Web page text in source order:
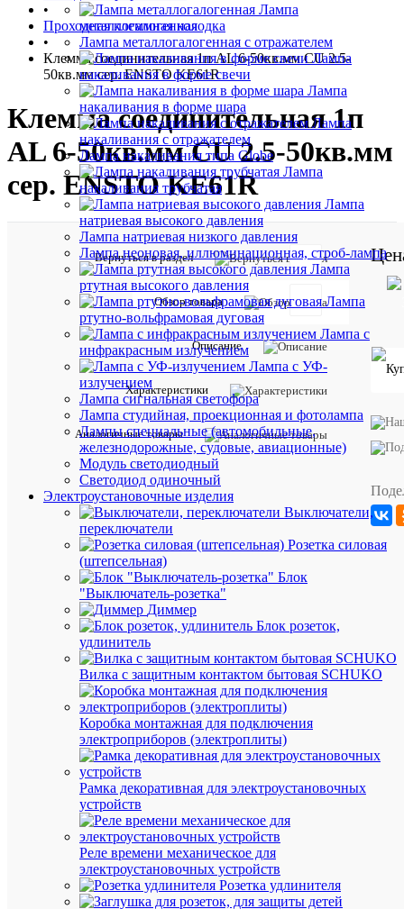
Лампа
металлогалогенная
Лампа металлогалогенная с отражателем
Лампа
накаливания в форме свечи
Лампа
накаливания в форме шара
Лампа
накаливания с отражателем
Лампа накаливания типа Globe
Лампа
накаливания трубчатая
Лампа
натриевая высокого давления
Лампа натриевая низкого давления
Лампа неоновая, иллюминационная, строб-лампа
Лампа
ртутная высокого давления
Лампа
ртутно-вольфрамовая дуговая
Лампа с
инфракрасным излучением
Лампа с УФ-
излучением
Лампа сигнальная светофора
Лампа студийная, проекционная и фотолампа
Лампы специальные (автомобильные,
железнодорожные, судовые, авиационные)
Модуль светодиодный
Светодиод одиночный
Электроустановочные изделия
Выключатели,
переключатели
Розетка силовая
(штепсельная)
Блок
"Выключатель-розетка"
Диммер
Блок розеток,
удлинитель
Вилка с защитным контактом бытовая SCHUKO
Коробка монтажная для подключения
электроприборов (электроплиты)
Рамка декоративная для электроустановочных
устройств
Реле времени механическое для
электроустановочных устройств
Розетка удлинителя
•
Проходная клеммная колодка
•
Клемма соединительная 1п AL 6-50кв.мм CU 2.5-
50кв.мм сер. ENSTO KE61R
Клемма соединительная 1п
AL 6-50кв.мм CU 2.5-50кв.мм
сер. ENSTO KE61R
Вернуться в раздел
Обзор товара
Описание
Характеристики
Аналогичные товары
ENSTO
43
Длина,
мм
49
мм
клемм
2
корпуса
800
штук